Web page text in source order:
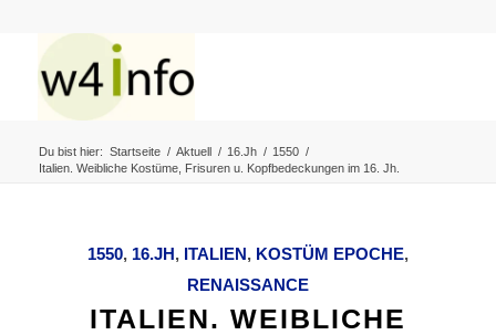
Du bist hier: Startseite / Aktuell / 16.Jh / 1550 /
Italien. Weibliche Kostüme, Frisuren u. Kopfbedeckungen im 16. Jh.
1550, 16.JH, ITALIEN, KOSTÜM EPOCHE,
RENAISSANCE
ITALIEN. WEIBLICHE